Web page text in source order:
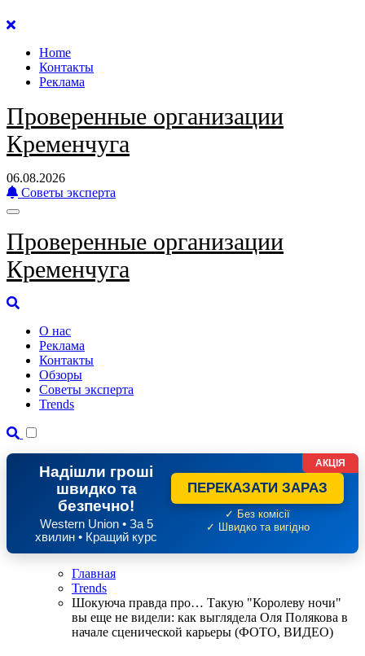
Перейти
содержанию
Home
Контакты
Реклама
Проверенные организации
Кременчуга
06.08.2026
Советы эксперта
Проверенные организации
Кременчуга
О нас
Реклама
Контакты
Обзоры
Советы эксперта
Trends
Надішли гроші
швидко та
безпечно!
Western Union • За 5
хвилин • Кращий курс
ПЕРЕКАЗАТИ ЗАРАЗ
✓ Без комісії
✓ Швидко та вигідно
АКЦІЯ
Главная
Trends
Шокуюча правда про… Такую "Королеву ночи"
вы еще не видели: как выглядела Оля Полякова в
начале сценической карьеры (ФОТО, ВИДЕО)